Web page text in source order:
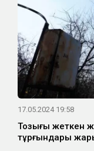
17.05.2024 19:58
Тозығы жеткен
тұрғындары